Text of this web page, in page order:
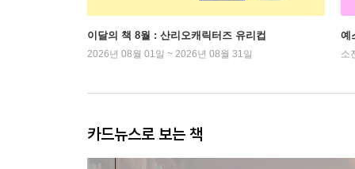
이달의 책 8월 : 산리오캐릭터즈 유리컵
2026년 08월 01일 ~ 2026년 08월 31일
예
소
카드뉴스로 보는 책